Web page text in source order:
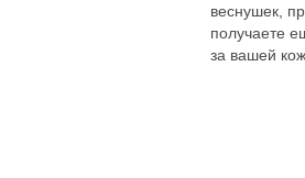
веснушек,
получаете
за вашей